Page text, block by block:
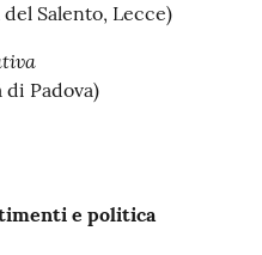
Salento, Lecce)
Padova)
e politica